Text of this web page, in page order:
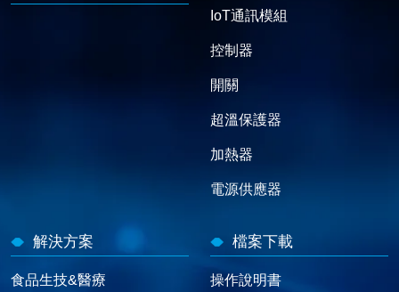
IoT通訊模組
控制器
開關
超溫保護器
加熱器
電源供應器
解決方案
食品生技&醫療
檔案下載
操作說明書